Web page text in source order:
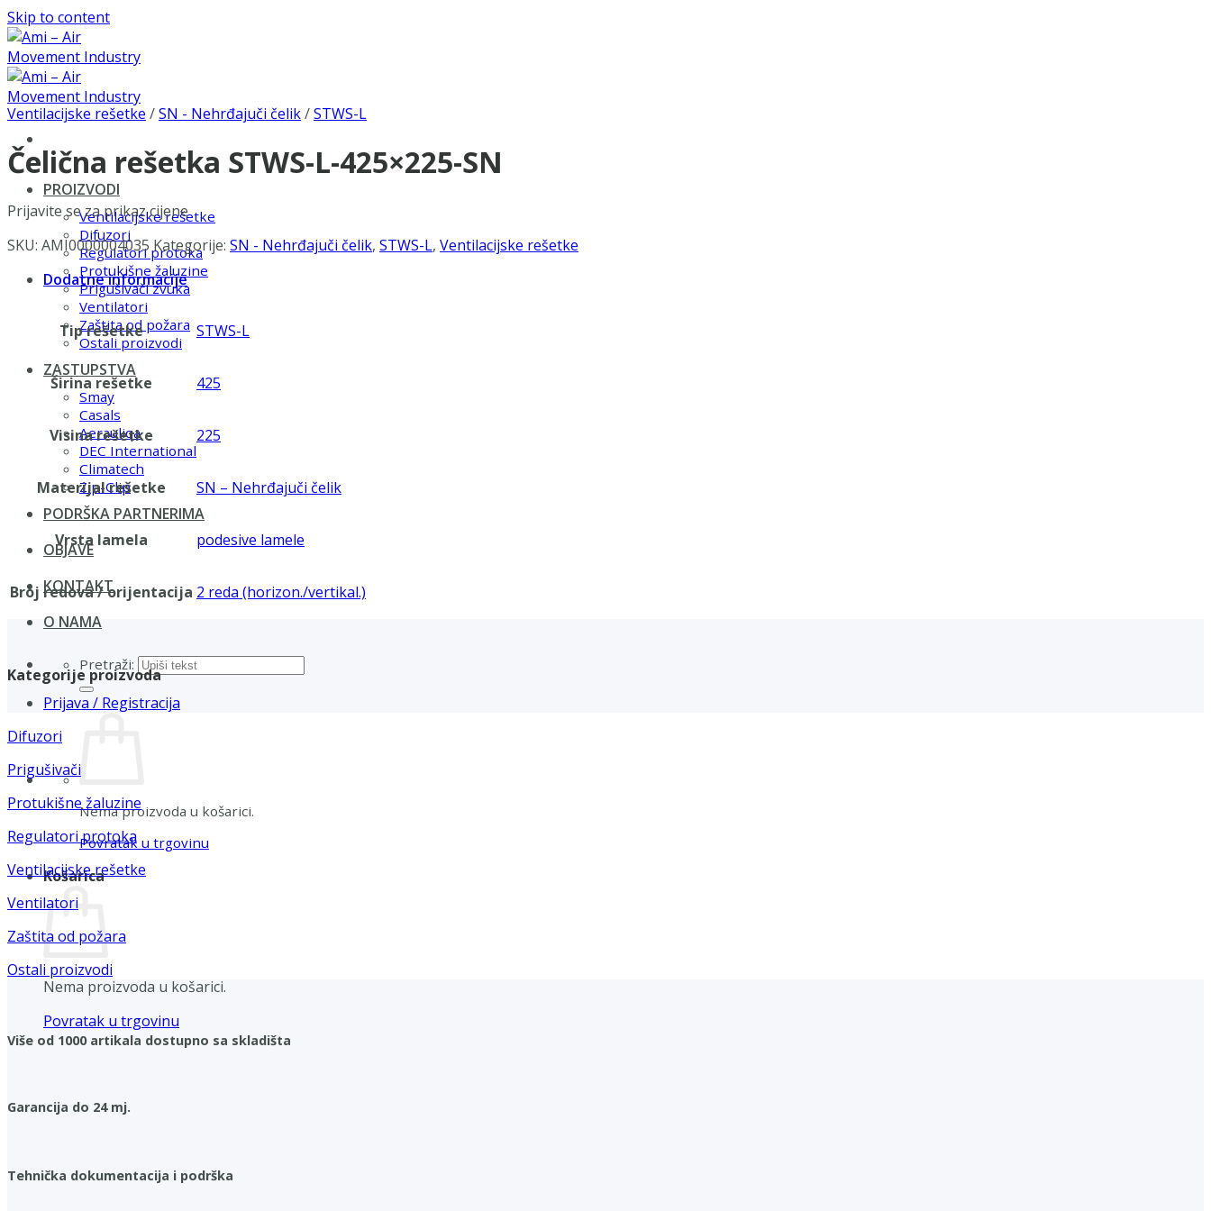
Skip to content
PROIZVODI
Ventilacijske rešetke
Difuzori
Regulatori protoka
Protukišne žaluzine
Prigušivači zvuka
Ventilatori
Zaštita od požara
Ostali proizvodi
ZASTUPSTVA
Smay
Casals
Aerauliqa
DEC International
Climatech
Zip-Clip
PODRŠKA PARTNERIMA
OBJAVE
KONTAKT
O NAMA
Pretraži:
Prijava / Registracija
Nema proizvoda u košarici.
Povratak u trgovinu
Košarica
Nema proizvoda u košarici.
Povratak u trgovinu
Ventilacijske rešetke /SN - Nehrđajuči čelik/STWS-L
Čelična rešetka STWS-L-425×225-SN
Prijavite se za prikaz cijene
SKU: AMI0000004035 Kategorije: SN - Nehrđajuči čelik, STWS-L, Ventilacijske rešetke
Dodatne informacije
Tip rešetke STWS-L
Širina rešetke 425
Visina rešetke 225
Materijal rešetke SN – Nehrđajuči čelik
Vrsta lamela podesive lamele
Broj redova / orijentacija 2 reda (horizon./vertikal.)
Kategorije proizvoda
Difuzori
Prigušivači
Protukišne žaluzine
Regulatori protoka
Ventilacijske rešetke
Ventilatori
Zaštita od požara
Ostali proizvodi
Više od 1000 artikala dostupno sa skladišta
Garancija do 24 mj.
Tehnička dokumentacija i podrška